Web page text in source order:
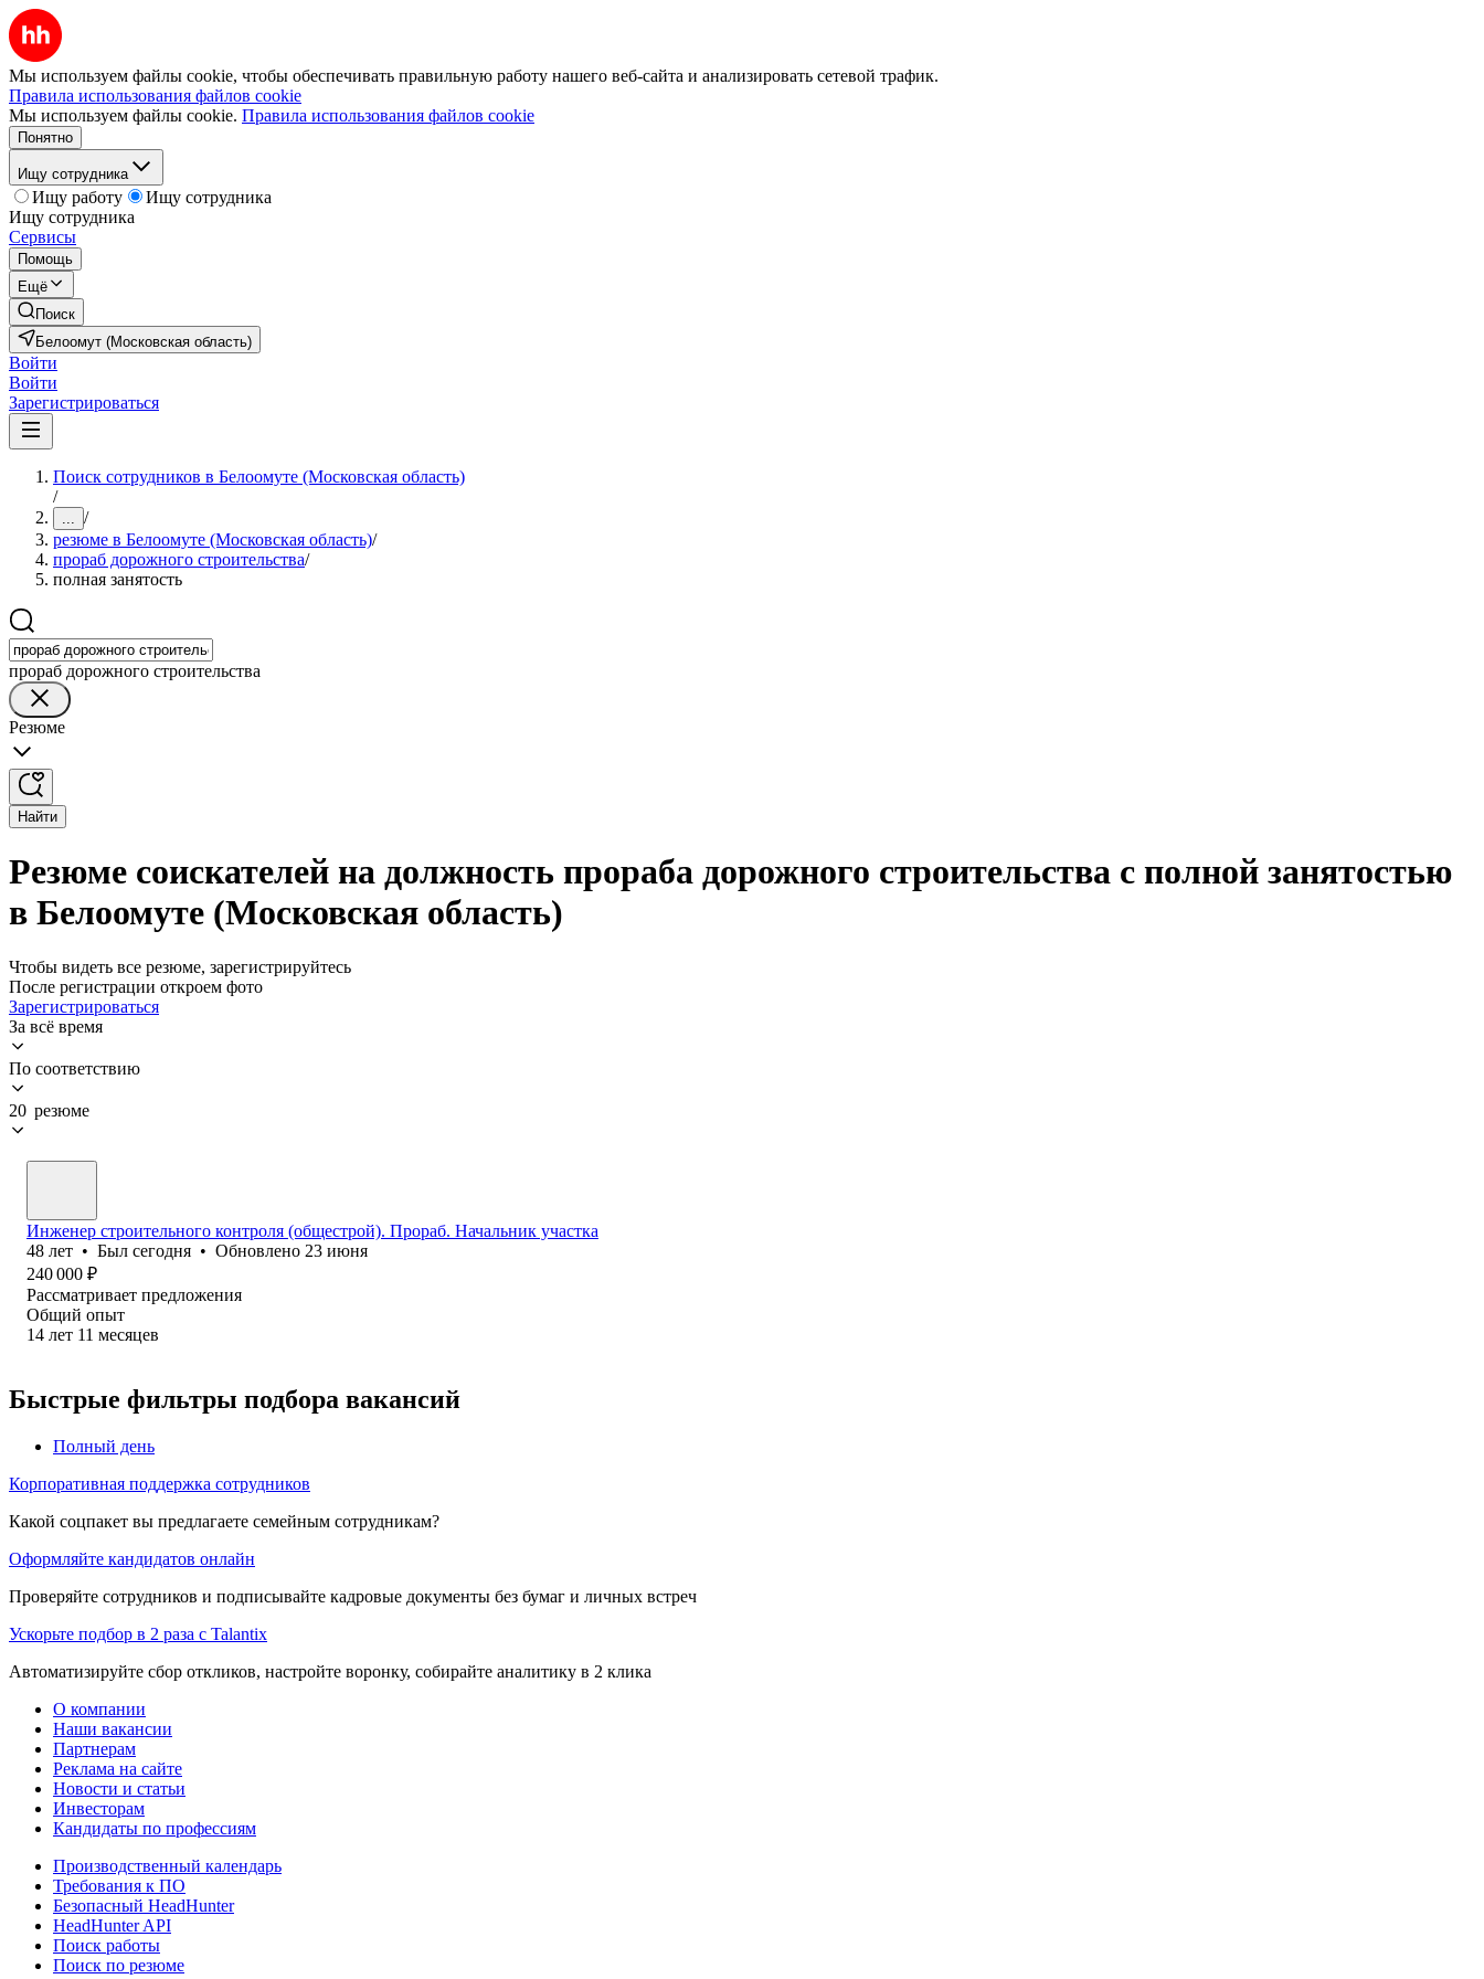
Мы используем файлы cookie, чтобы обеспечивать правильную работу нашего веб-сайта и анализировать сетевой трафик.
Правила использования файлов cookie
Мы используем файлы cookie. Правила использования файлов cookie
Понятно
Ищу сотрудника
Ищу работу
Ищу сотрудника
Ищу сотрудника
Сервисы
Помощь
Ещё
Поиск
Белоомут (Московская область)
Войти
Войти
Зарегистрироваться
Поиск сотрудников в Белоомуте (Московская область)
/
... /
резюме в Белоомуте (Московская область)/
прораб дорожного строительства/
полная занятость
прораб дорожного строительства
Резюме
Найти
Резюме соискателей на должность прораба дорожного строительства с полной занятостью
в Белоомуте (Московская область)
Чтобы видеть все резюме, зарегистрируйтесь
После регистрации откроем фото
Зарегистрироваться
За всё время
По соответствию
20 резюме
Инженер строительного контроля (общестрой). Прораб. Начальник участка
48 лет • Был сегодня • Обновлено 23 июня
240 000 ₽
Рассматривает предложения
Общий опыт
14 лет 11 месяцев
Быстрые фильтры подбора вакансий
Полный день
Корпоративная поддержка сотрудников
Какой соцпакет вы предлагаете семейным сотрудникам?
Оформляйте кандидатов онлайн
Проверяйте сотрудников и подписывайте кадровые документы без бумаг и личных встреч
Ускорьте подбор в 2 раза с Talantix
Автоматизируйте сбор откликов, настройте воронку, собирайте аналитику в 2 клика
О компании
Наши вакансии
Партнерам
Реклама на сайте
Новости и статьи
Инвесторам
Кандидаты по профессиям
Производственный календарь
Требования к ПО
Безопасный HeadHunter
HeadHunter API
Поиск работы
Поиск по резюме